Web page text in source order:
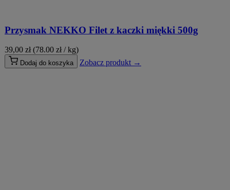
Przysmak NEKKO Filet z kaczki miękki 500g
39,00 zł (78.00 zł / kg)
Dodaj do koszyka Zobacz produkt →